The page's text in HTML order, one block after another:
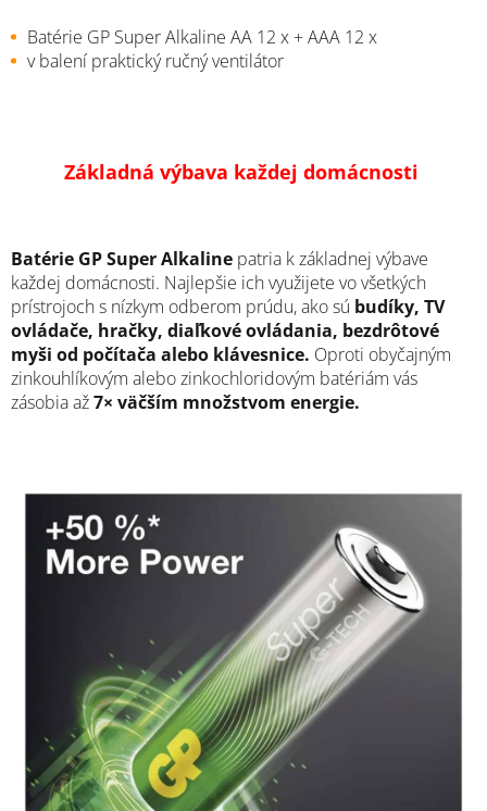
Batérie GP Super Alkaline AA 12 x + AAA 12 x
v balení praktický ručný ventilátor
Základná výbava každej domácnosti
Batérie GP Super Alkaline patria k základnej výbave
každej domácnosti. Najlepšie ich využijete vo všetkých
prístrojoch s nízkym odberom prúdu, ako sú budíky, TV
ovládače, hračky, diaľkové ovládania, bezdrôtové
myši od počítača alebo klávesnice. Oproti obyčajným
zinkouhlíkovým alebo zinkochloridovým batériám vás
zásobia až7× väčším množstvom energie.